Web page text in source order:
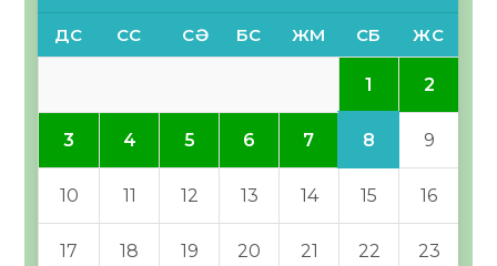
ДС СС СӘ БС ЖМ СБ ЖС
1 2
3 4 5 6 7 8 9
10 11 12 13 14 15 16
17 18 19 20 21 22 23